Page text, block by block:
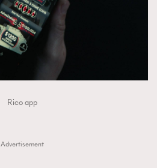
Rico app
Advertisement